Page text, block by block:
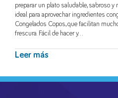
preparar un plato saludable, sabroso y
ideal para aprovechar ingredientes
Congelados Copos, que facilitan
frescura. Fácil de hacer y…
Leer más